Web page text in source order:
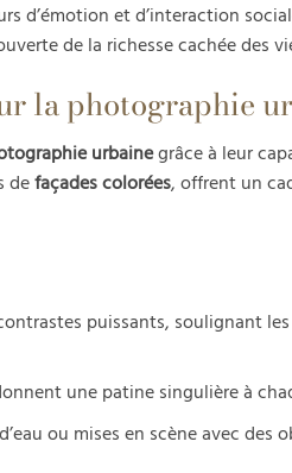
d’émotion et d’interaction
de la richesse cachée des
la photographie
urbainegrâce à leur
defaçades colorées, offrent un
puissants, soulignant les
une patine singulière à
ou mises en scène avec des